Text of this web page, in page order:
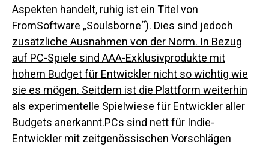
Aspekten handelt, ruhig ist ein Titel von
FromSoftware „Soulsborne“). Dies sind jedoch
zusätzliche Ausnahmen von der Norm. In Bezug
auf PC-Spiele sind AAA-Exklusivprodukte mit
hohem Budget für Entwickler nicht so wichtig wie
sie es mögen. Seitdem ist die Plattform weiterhin
als experimentelle Spielwiese für Entwickler aller
Budgets anerkannt.PCs sind nett für Indie-
Entwickler mit zeitgenössischen Vorschlägen